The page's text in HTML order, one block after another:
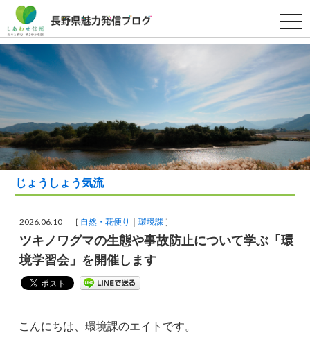
t
o
g
l
e
n
a
g
a
t
o
じょうしょう気流
2026.06.10 ［ 自然・花便り 環境課 ］
ツキノワグマの生態や事故防止について学ぶ「環
境学習会」を開催します
こんにちは、環境課のエイトです。